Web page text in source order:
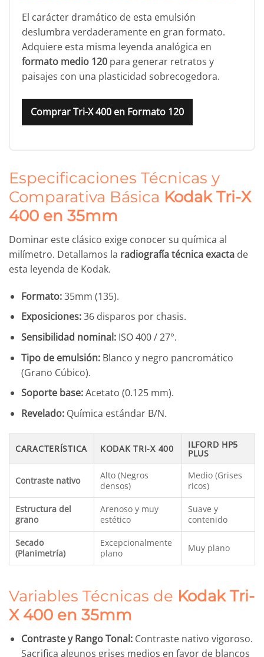
El carácter dramático de esta emulsión
deslumbra verdaderamente en gran formato.
Adquiere esta misma leyenda analógica en
formato medio 120 para generar retratos y
paisajes con una plasticidad sobrecogedora.
Comprar Tri-X 400 en Formato 120
Especificaciones Técnicas y
Comparativa Básica Kodak Tri-X
400 en 35mm
Dominar este clásico exige conocer su química al
milímetro. Detallamos la radiografía técnica exacta de
esta leyenda de Kodak.
Formato:35mm (135).
Exposiciones:36 disparos por chasis.
Sensibilidad nominal:ISO 400 / 27°.
Tipo de emulsión:Blanco y negro pancromático
(Grano Cúbico).
Soporte base:Acetato (0.125 mm).
Revelado:Química estándar B/N.
CARACTERÍSTICA KODAK TRI-X 400 ILFORD HP5
PLUS
Contraste nativo
Alto (Negros
densos)
Medio (Grises
ricos)
Estructura del
grano
Arenoso y muy
estético
Suave y
contenido
Secado
(Planimetría)
Excepcionalmente
plano
Muy plano
Variables Técnicas de Kodak Tri-
X 400 en 35mm
Contraste y Rango Tonal:Contraste nativo vigoroso.
Sacrifica algunos grises medios en favor de blancos